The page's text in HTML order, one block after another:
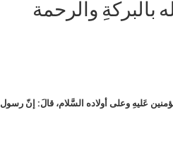
بالبركةِ والرحمة
عَليهِ وعلى أولاده السَّلام، قالَ: إنّ رسول